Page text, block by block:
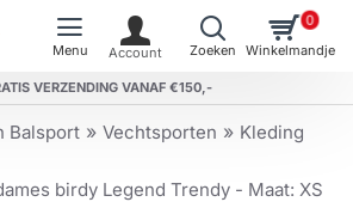
VERZENDING VANAF €150,-
0
Balsport Vechtsporten Kleding
birdy Legend Trendy - Maat: XS